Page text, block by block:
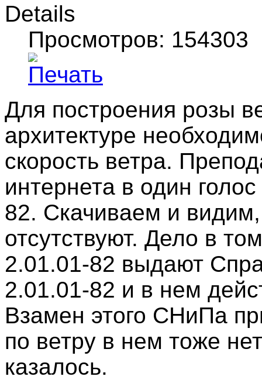
Details
Просмотров: 154303
Для построения розы
архитектуре
скорость ветра.
интернета в один
82. Скачиваем и
отсутствуют. Дело в
2.01.01-82 выдают
2.01.01-82 и в нем
Взамен этого СНиПа
по ветру в нем тоже
казалось.